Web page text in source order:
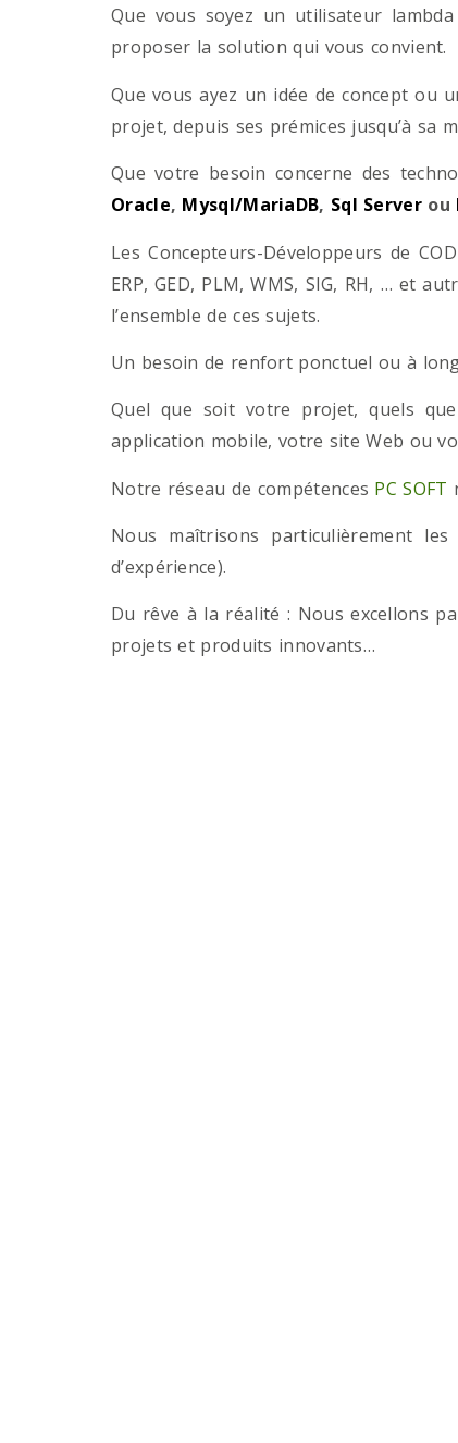
Que vous soyez un utilisateur
proposer la solution qui vous convient.
Que vous ayez un idée de concept ou
projet, depuis ses prémices jusqu’à sa
Que votre besoin concerne des
Oracle, Mysql/MariaDB, Sql Serverou
Les Concepteurs-Développeurs de
ERP, GED, PLM, WMS, SIG, RH, … et
l’ensemble de ces sujets.
Un besoin de renfort ponctuel ou à
Quel que soit votre projet, quels
application mobile, votre site Web ou
Notre réseau de compétences PC SOFT
Nous maîtrisons particulièrement
d’expérience).
Du rêve à la réalité : Nous excellons
projets et produits innovants…